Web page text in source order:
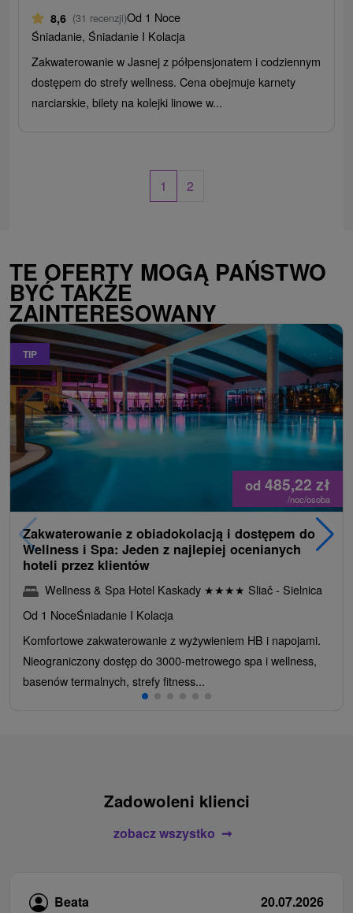
8,6 (31 recenzji)Od 1 Noce
Śniadanie, Śniadanie I Kolacja
Zakwaterowanie w Jasnej z półpensjonatem i codziennym
dostępem do strefy wellness. Cena obejmuje karnety
narciarskie, bilety na kolejki linowe w...
1 2
TE OFERTY MOGĄ PAŃSTWO
BYĆ TAKŻE
ZAINTERESOWANY
TIP
od 485,22 zł
/noc/osoba
Zakwaterowanie z obiadokolacją i dostępem do
Wellness i Spa: Jeden z najlepiej ocenianych
hoteli przez klientów
Wellness & Spa Hotel Kaskady ★★★★ Sliač - Sielnica
Od 1 NoceŚniadanie I Kolacja
Komfortowe zakwaterowanie z wyżywieniem HB i napojami.
Nieograniczony dostęp do 3000-metrowego spa i wellness,
basenów termalnych, strefy fitness...
Zadowoleni klienci
zobacz wszystko
Beata 20.07.2026